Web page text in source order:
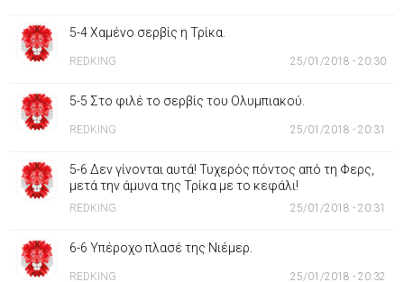
5-4 Χαμένο σερβίς η Τρίκα.
REDKING 25/01/2018 - 20:30
5-5 Στο φιλέ το σερβίς του Ολυμπιακού.
REDKING 25/01/2018 - 20:31
5-6 Δεν γίνονται αυτά! Τυχερός πόντος από τη Φερς,
μετά την άμυνα της Τρίκα με το κεφάλι!
REDKING 25/01/2018 - 20:31
6-6 Υπέροχο πλασέ της Νιέμερ.
REDKING 25/01/2018 - 20:32